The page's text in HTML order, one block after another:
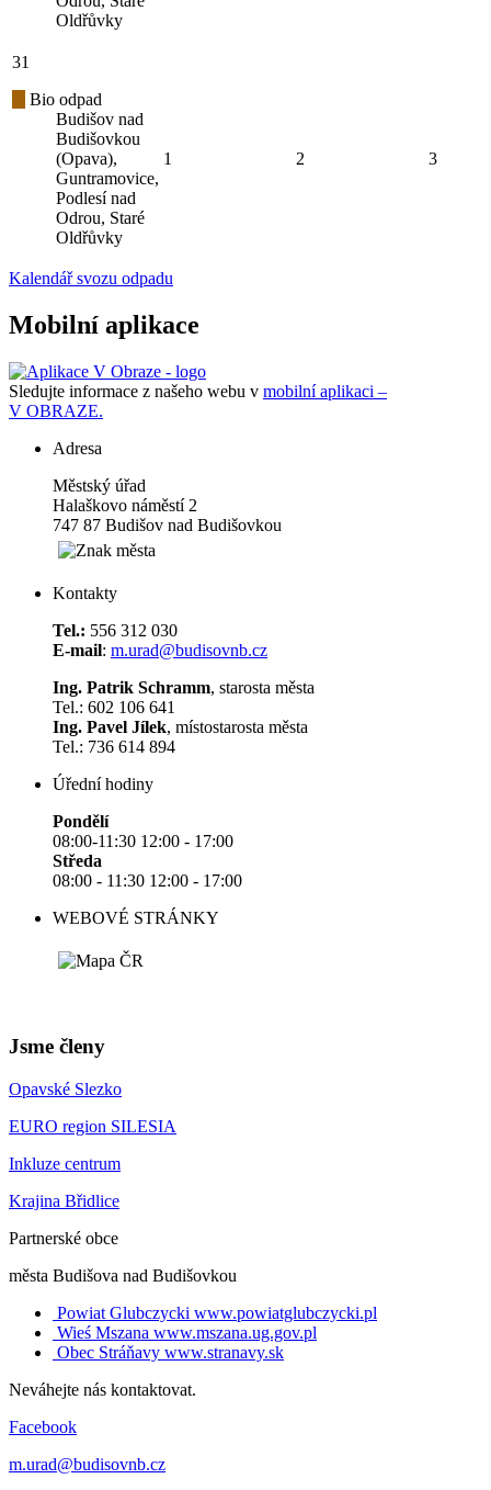
Oldřůvky
31
Bio odpad
Budišov nad
Budišovkou
(Opava),
Guntramovice,
Podlesí nad
Odrou, Staré
Oldřůvky
1 2 3
Kalendář svozu odpadu
Mobilní aplikace
Sledujte informace z našeho webu v mobilní aplikaci –
V OBRAZE.
Adresa
Městský úřad
Halaškovo náměstí 2
747 87 Budišov nad Budišovkou
Kontakty
Tel.: 556 312 030
E-mail: m.urad@budisovnb.cz
Ing. Patrik Schramm, starosta města
Tel.: 602 106 641
Ing. Pavel Jílek, místostarosta města
Tel.: 736 614 894
Úřední hodiny
Pondělí
08:00-11:30 12:00 - 17:00
Středa
08:00 - 11:30 12:00 - 17:00
WEBOVÉ STRÁNKY
Jsme členy
Opavské Slezko
EURO region SILESIA
Inkluze centrum
Krajina Břidlice
Partnerské obce
města Budišova nad Budišovkou
Powiat Glubczycki www.powiatglubczycki.pl
Wieś Mszana www.mszana.ug.gov.pl
Obec Stráňavy www.stranavy.sk
Neváhejte nás kontaktovat.
Facebook
m.urad@budisovnb.cz